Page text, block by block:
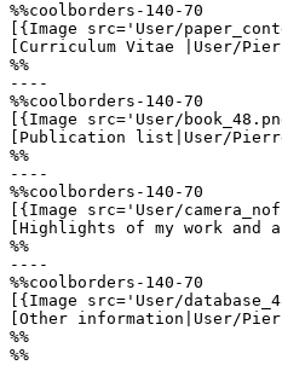
%%coolborders-140-70
[{Image src='User/
[Curriculum Vitae |User/
%%
----
%%coolborders-140-70
[{Image src='User/
[Publication list|User/
%%
----
%%coolborders-140-70
[{Image src='User/
[Highlights of my work and
%%
----
%%coolborders-140-70
[{Image src='User/
[Other information|User/
%%
%%